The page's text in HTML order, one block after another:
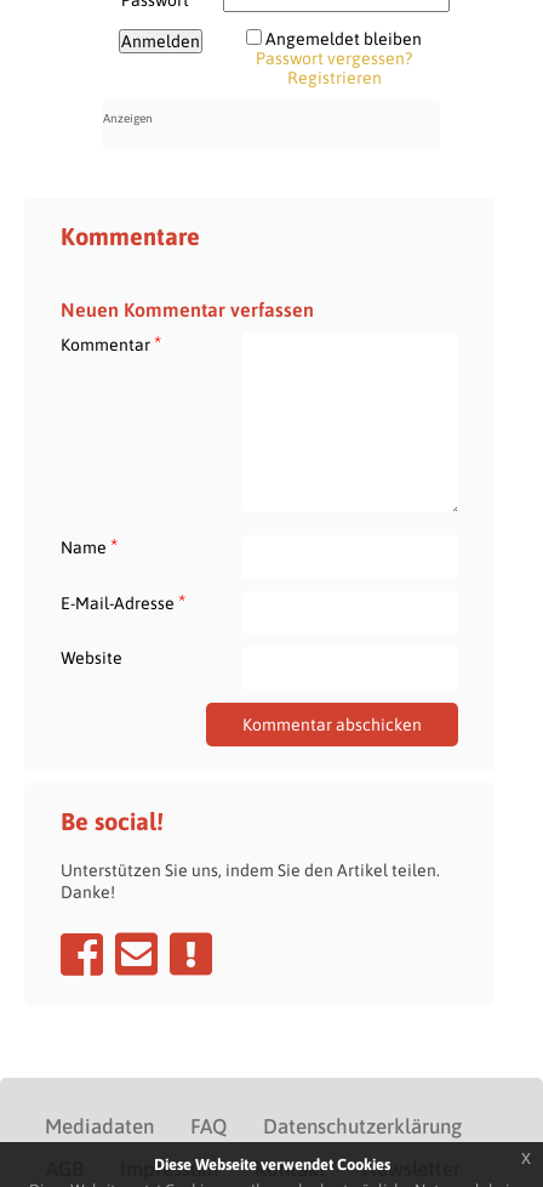
Angemeldet bleiben
Passwort vergessen?
Registrieren
Kommentare
Neuen Kommentar verfassen
Kommentar*
Name *
E-Mail-Adresse *
Website
Be social!
Unterstützen Sie uns, indem Sie den Artikel teilen.
Danke!
Mediadaten FAQ
Datenschutzerklärung
Impressum Kontakt Newsletter
Diese Webseite verwendet Cookies
x